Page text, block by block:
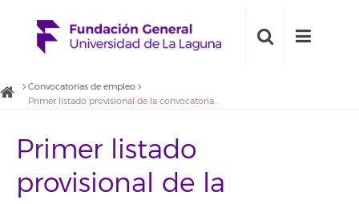
Convocatorias de empleo
Primer listado provisional de la convocatoria de selección de una beca de biólogo/a con cargo al proyecto de investigación Puesta a punto de un método analítico y análisis de variedades de vid de Canarias
Primer listado
provisional de la